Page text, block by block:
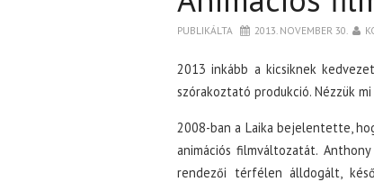
PUBLIKÁLTA 2013. NOVEMBER 30.
2013 inkább a kicsiknek
szórakoztató produkció. Nézzük
2008-ban a Laika bejelentette,
animációs filmváltozatát.
rendezői térfélen álldogált,